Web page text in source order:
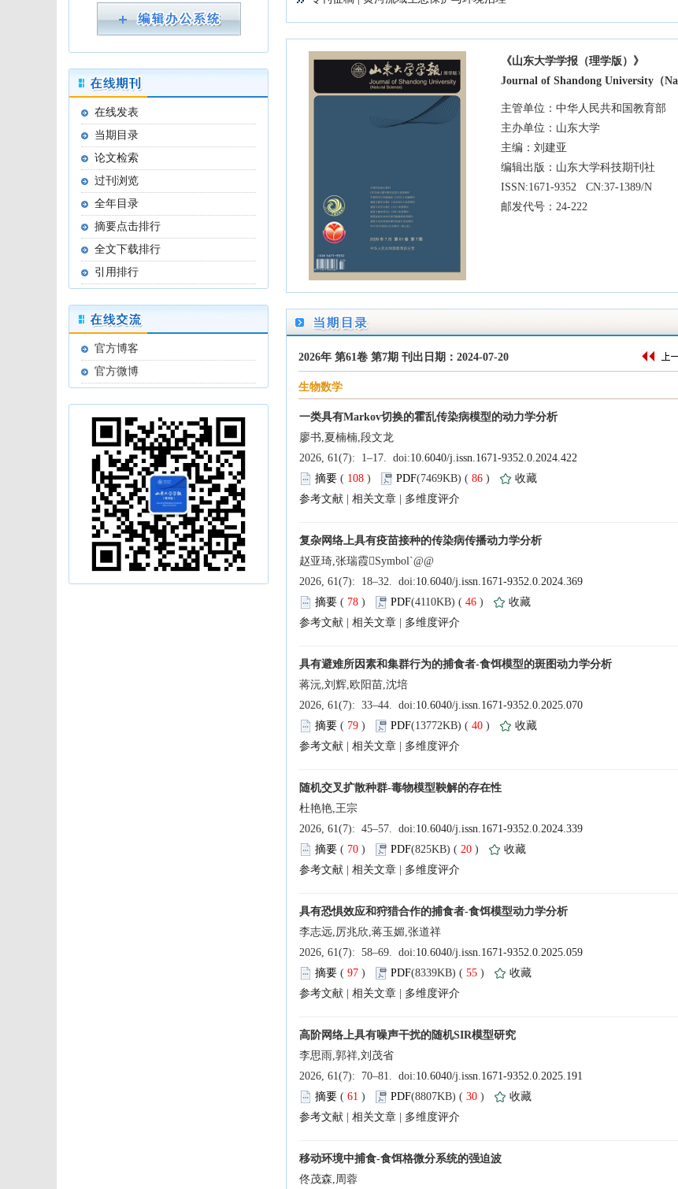
专题征稿 | 智慧路网建设——费率优化及拥堵治理
专题征稿｜药食同源物质生物学研究
专刊征稿 | 黄河流域生态保护与环境治理
论文速递 | SERS协同机器学习在生物医药检测中的应用
论文速递 | 抗冻水凝胶柔性应变传感器应用于人体运动监测
热烈祝贺！我刊主编刘建亚教授当选中国科学院院士
论文速递 | 混凝/絮凝技术在油田污水处理中的应用
论文速递 | 自修复超疏水材料构筑及其应用研究进展
喜报 | 《山东大学学报（理学版）》持续入选“中国科技核心期刊”
胶体与界面化学专刊
论文速递｜考虑碳减排和双向公平关切的供应链复杂性研究
论文速递｜双边市场下物流平台区块链服务投资决策
论文速递｜财政补贴、绿色消费意愿与企业绿色创新
论文速递 | 具有交叉扩散的植被模型的稀疏最优控制
论文速递 | 捕食者斑块间扩散的集合种群模型的稳定性分析
论文速递 | 个体免疫和群体传播的多尺度耦合网络传染病模型动力学研究进展
论文速递 | 基于线性化技术的变点分位数回归模型的估计与应用
论文速递 | 基于改进递归图技术的股指市场有效性
论文速递 | 基于MCMC的利率随机波动率分析
论文速递 | 基于矩匹配的Hull-White模型下商期权定价
论文速递 | 区制转换与Hawkes跳扩散模型下的脆弱欧式期权定价
论文速递 | 广义分数布朗运动下的双重Heston跳扩散模型欧式期权定价
论文速递 | 双注意力引导特征融合的半弱监督目标检测
论文速递 | 融合矩阵分解和空间划分的微生物数据扩增方法
论文荐读 | 石菖蒲治疗阿尔茨海默病的作用机制
技期刊
论文速递 | 益生菌群半固态发酵对甘草中有效成分释放及其活性的影响
专题征稿 | 胶体与界面化学
论文速递 | 考虑产品质量和双边服务水平的线上线下竞合供应链协调
论文速递 | 资金约束和交叉持股下低碳供应链的融资决策
论文速递｜关于分式S-系的一个注记
论文荐读｜一种基于核心论元的篇章级事件抽取方法
论文速递｜Hilbert空间中数值域半径的研究
论文速递｜具有某些特性的二极大子群对群结构的影响
关于2024年暑假期间工作安排
邮发代号：24-222
108) 86)
|
|
78) 46)
|
|
79) 40)
|
|
70) 20)
|
|
97) 55)
|
|
61) 30)
|
|